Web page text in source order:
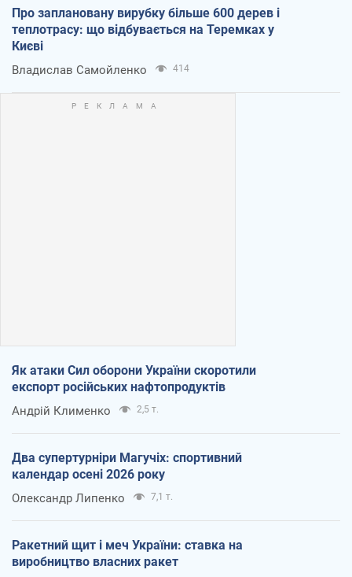
Про заплановану вирубку більше 600 дерев і
теплотрасу: що відбувається на Теремках у
Києві
Владислав Самойленко 414
Як атаки Сил оборони України скоротили
експорт російських нафтопродуктів
Андрій Клименко 2,5 т.
Два супертурніри Магучіх: спортивний
календар осені 2026 року
Олександр Липенко 7,1 т.
Ракетний щит і меч України: ставка на
виробництво власних ракет